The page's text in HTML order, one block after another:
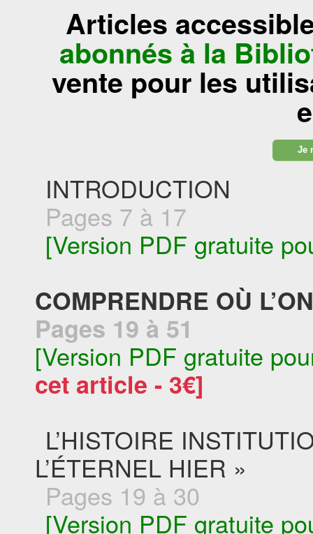
Articles
abonnés à la
vente pour les
Je
INTRODUCTION
Pages 7 à 17
[Version PDF gratuite
COMPRENDRE OÙ
Pages 19 à 51
[Version PDF gratuite
cet article - 3€]
L’HISTOIRE
L’ÉTERNEL HIER »
Pages 19 à 30
[Version PDF gratuite